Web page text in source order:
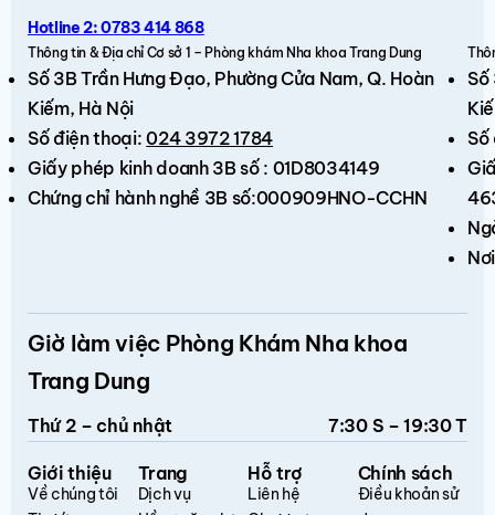
Hotline 2: 0783 414 868
Thông tin & Địa chỉ Cơ sở 1 – Phòng khám Nha khoa Trang Dung
Số 3B Trần Hưng Đạo, Phường Cửa Nam, Q. Hoàn
Kiếm, Hà Nội
Số điện thoại:024 3972 1784
Giấy phép kinh doanh 3B số : 01D8034149
Chứng chỉ hành nghề 3B số:000909HNO-CCHN
Số
Số
Giờ làm việc Phòng Khám Nha khoa
Trang Dung
Thứ 2 – chủ nhật 7:30 S – 19:30 T
Giới thiệu
Về chúng tôi
Trang
Dịch vụ
Hỗ trợ
Liên hệ
Chính sách
Điều khoản sử